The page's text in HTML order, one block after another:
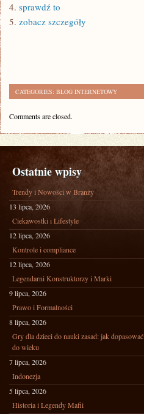
4. sprawdź to
5. zobacz szczegóły
CATEGORIES: BLOG INTERNETOWY
Comments are closed.
Ostatnie wpisy
Trendy i Nowości w Branży
13 lipca, 2026
Ciekawostki i Lifestyle
12 lipca, 2026
Kontrole i compliance
12 lipca, 2026
Legendarni Konstruktorzy i Marki
9 lipca, 2026
Prawo i Formalności
8 lipca, 2026
Gry dla dzieci do nauki zasad: jak dopasować
do wieku
7 lipca, 2026
Indonezja
5 lipca, 2026
Historia i Legendy Mafii